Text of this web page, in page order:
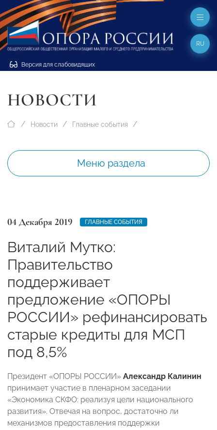
Версия для слабовидящих
RU
НОВОСТИ
Новости Главные события
Меню раздела
04 Декабря 2019 ГЛАВНЫЕ СОБЫТИЯ
Виталий Мутко:
Правительство
поддерживает
предложение «ОПОРЫ
РОССИИ» рефинансировать
старые кредиты для МСП
под 8,5%
Президент «ОПОРЫ РОССИИ» Александр Калинин
принимает участие в пленарном заседании
«Экономика СКФО: реализуя цели национального
развития». Отвечая на вопрос, достаточно ли
механизмов предоставления поддержки